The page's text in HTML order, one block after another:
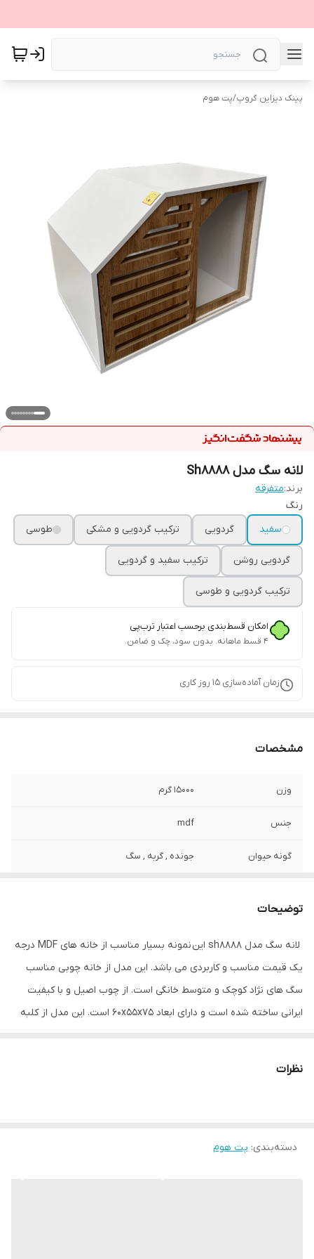
پینک دیزاین گروپ/پت هوم
لانه سگ مدل Sh8888
برند:متفرقه
رنگ
سفید
گردویی ترکیب گردویی و مشکی طوسی
گردویی روشن ترکیب سفید و گردویی
ترکیب گردویی و طوسی
امکان قسط‌بندی برحسب اعتبار ترب‌پی
۴ قسط ماهانه. بدون سود، چک و ضامن.
زمان آماده‌سازی 15 روز کاری
مشخصات
وزن 15000 گرم
جنس mdf
گونه حیوان جونده , گربه , سگ
توضیحات
‎ لانه سگ مدل sh8888 این نمونه بسیار مناسب از خانه های MDF درجه
یک قیمت مناسب و کاربردی می باشد. این مدل از خانه چوبی مناسب
سگ های نژاد کوچک و متوسط خانگی است. از چوب اصیل و با کیفیت
ایرانی ساخته شده است و دارای ابعاد 60x55x75 است. این مدل از کلبه
و به طور روان باز و بسته میشود. در دو رنگ فیروزه ای سفید موجود و
است. سقف کلبه نیز کاملا پوشیده است و در فصول مختلف سال می
نظرات
دسته‌بندی: پت هوم